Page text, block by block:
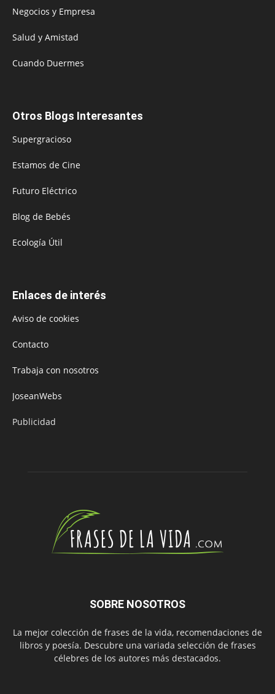
Negocios y Empresa
Salud y Amistad
Cuando Duermes
Otros Blogs Interesantes
Supergracioso
Estamos de Cine
Futuro Eléctrico
Blog de Bebés
Ecología Útil
Enlaces de interés
Aviso de cookies
Contacto
Trabaja con nosotros
JoseanWebs
Publicidad
SOBRE NOSOTROS
La mejor colección de frases de la vida, recomendaciones de
libros y poesía. Descubre una variada selección de frases
célebres de los autores más destacados.